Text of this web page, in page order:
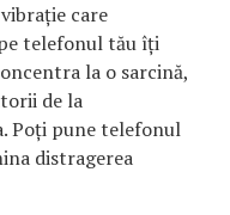
care
telefonul tău îți
la o sarcină,
de la
Poți pune telefonul
distragerea